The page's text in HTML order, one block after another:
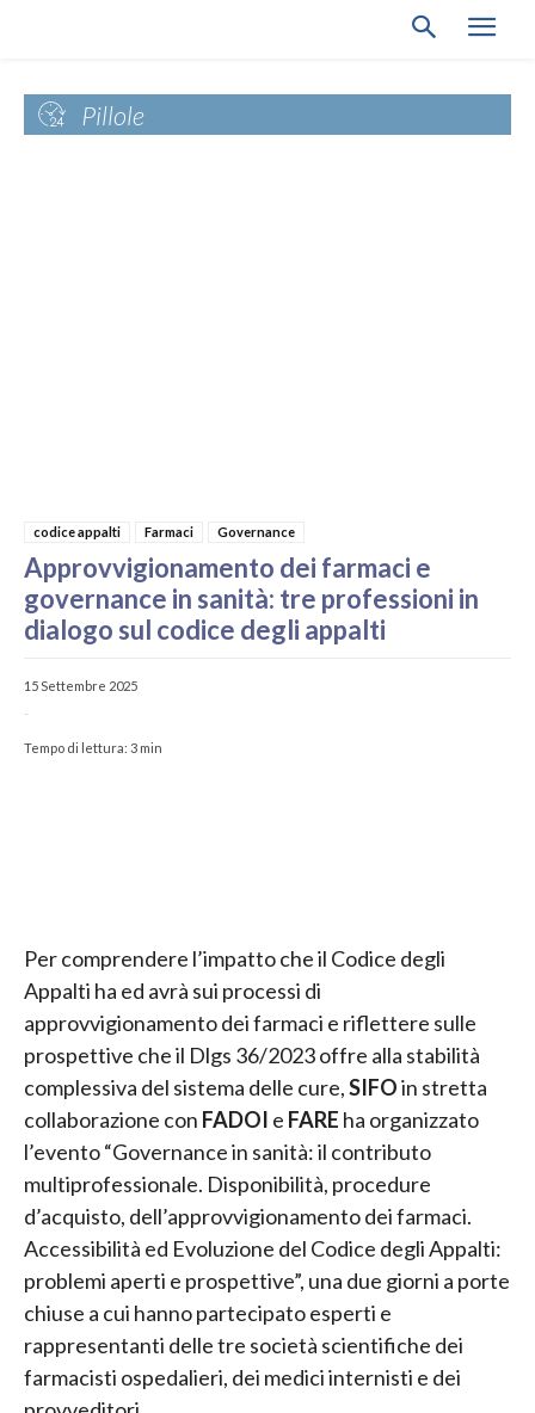
Pillole
codice appalti Farmaci Governance
Approvvigionamento dei farmaci e
governance in sanità: tre professioni in
dialogo sul codice degli appalti
15 Settembre 2025
-
Tempo di lettura: 3 min
Per comprendere l’impatto che il Codice degli
Appalti ha ed avrà sui processi di
approvvigionamento dei farmaci e riflettere sulle
prospettive che il Dlgs 36/2023 offre alla stabilità
complessiva del sistema delle cure,SIFOin stretta
collaborazione con FADOI e FARE ha organizzato
l’evento “Governance in sanità: il contributo
multiprofessionale. Disponibilità, procedure
d’acquisto, dell’approvvigionamento dei farmaci.
Accessibilità ed Evoluzione del Codice degli Appalti:
problemi aperti e prospettive”, una due giorni a porte
chiuse a cui hanno partecipato esperti e
rappresentanti delle tre società scientifiche dei
farmacisti ospedalieri, dei medici internisti e dei